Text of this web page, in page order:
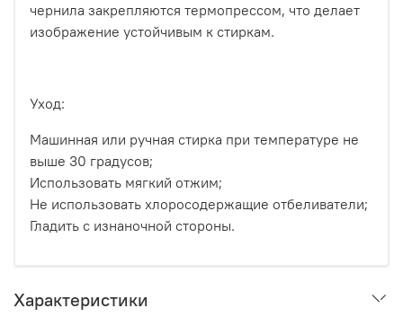
чернила закрепляются термопрессом, что делает
изображение устойчивым к стиркам.
Уход:
Машинная или ручная стирка при температуре не
выше 30 градусов;
Использовать мягкий отжим;
Не использовать хлоросодержащие отбеливатели;
Гладить с изнаночной стороны.
Характеристики